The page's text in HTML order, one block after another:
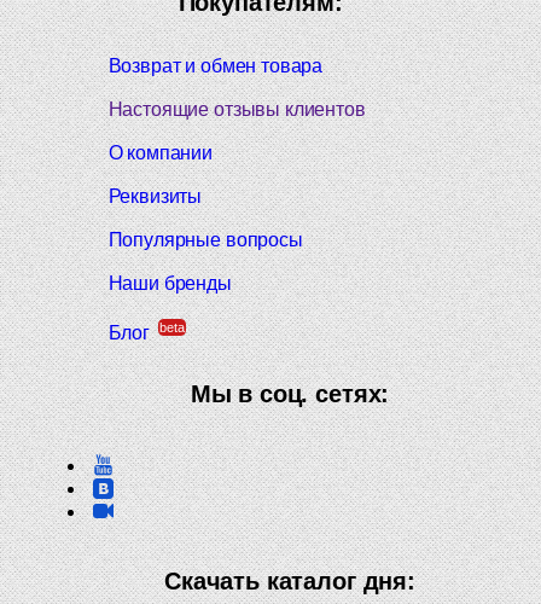
Возврат и обмен товара
Настоящие отзывы клиентов
О компании
Реквизиты
Популярные вопросы
Наши бренды
Блог beta
Мы в соц. сетях:
Скачать каталог дня: